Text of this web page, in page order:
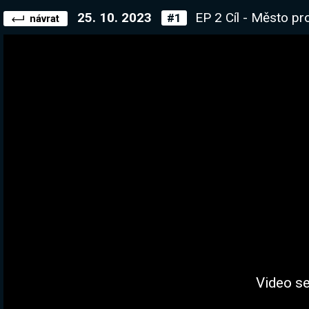
návrat 25. 10. 2023 #1 EP 2 Cíl - Město pro 100
Video